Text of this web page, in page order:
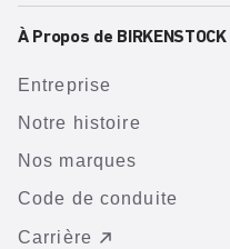
À Propos de BIRKENSTOCK
Entreprise
Notre histoire
Nos marques
Code de conduite
Carrière